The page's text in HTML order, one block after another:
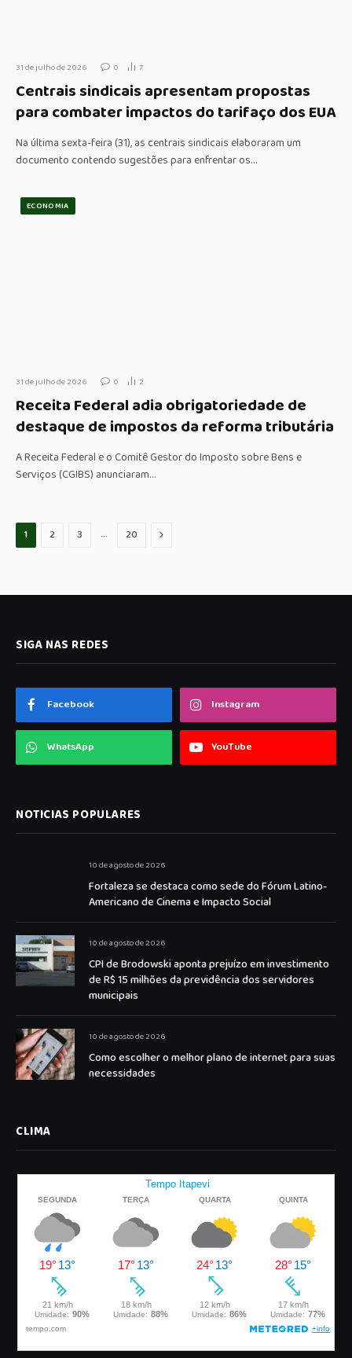
31 de julho de 2026 0 7
Centrais sindicais apresentam propostas
para combater impactos do tarifaço dos EUA
Na última sexta-feira (31), as centrais sindicais elaboraram um
documento contendo sugestões para enfrentar os…
ECONOMIA
31 de julho de 2026 0 2
Receita Federal adia obrigatoriedade de
destaque de impostos da reforma tributária
A Receita Federal e o Comitê Gestor do Imposto sobre Bens e
Serviços (CGIBS) anunciaram…
1 2 3 … 20 Proximo
SIGA NAS REDES
Facebook Instagram
WhatsApp YouTube
NOTICIAS POPULARES
10 de agosto de 2026
Fortaleza se destaca como sede do Fórum Latino-
Americano de Cinema e Impacto Social
10 de agosto de 2026
CPI de Brodowski aponta prejuízo em investimento
de R$ 15 milhões da previdência dos servidores
municipais
10 de agosto de 2026
Como escolher o melhor plano de internet para suas
necessidades
CLIMA